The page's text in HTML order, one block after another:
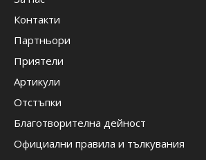
Контакти
Партньори
Приятели
Артикули
Отстъпки
Благотворителна дейност
Официални правила и тълкувания